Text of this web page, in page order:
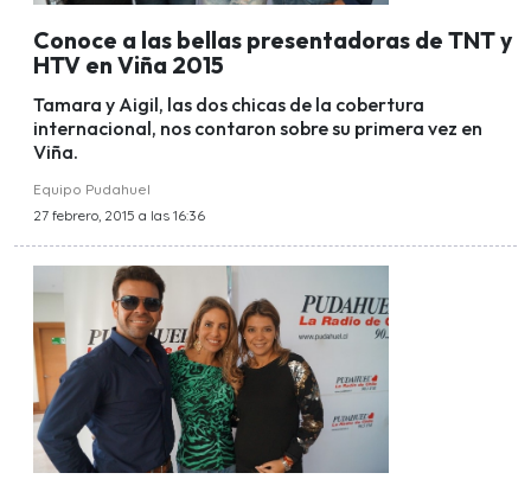
Conoce a las bellas presentadoras de TNT y
HTV en Viña 2015
Tamara y Aigil, las dos chicas de la cobertura
internacional, nos contaron sobre su primera vez en
Viña.
Equipo Pudahuel
27 febrero, 2015 a las 16:36